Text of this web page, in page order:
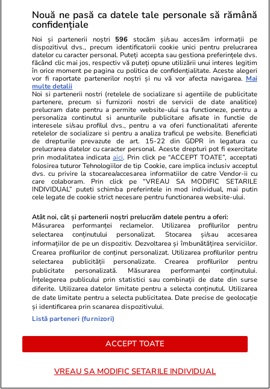
la viață într-un mod idealizat,
iar asta menține sentimentul
neîmplinirii”
22 iul.
Lumea după 2015
De la muncitorul eroic la
votantul antipatic: două fețe ale
clasei populare
Nouă ne pasă ca datele tale personale să rămână
confidențiale
Noi și partenerii noștri 596 stocăm și/sau accesăm informații pe
dispozitivul dvs., precum identificatorii cookie unici pentru prelucrarea
datelor cu caracter personal. Puteți accepta sau gestiona preferințele dvs.
făcând clic mai jos, respectiv vă puteți opune utilizării unui interes legitim
în orice moment pe pagina cu politica de confidențialitate. Aceste alegeri
vor fi raportate partenerilor noștri și nu vă vor afecta navigarea. Mai
multe detalii
Noi si partenerii nostri (retelele de socializare si agentiile de publicitate
partenere, precum si furnizorii nostri de servicii de date analitice)
prelucram date pentru a permite website-ului sa functioneze, pentru a
personaliza continutul si anunturile publicitare afisate in functie de
interesele si/sau profilul dvs., pentru a va oferi functionalitati aferente
retelelor de socializare si pentru a analiza traficul pe website. Beneficiati
de drepturile prevazute de art. 15-22 din GDPR in legatura cu
prelucrarea datelor cu caracter personal. Aceste drepturi pot fi exercitate
prin modalitatea indicataaici. Prin click pe “ACCEPT TOATE”, acceptati
folosirea tuturor Tehnologiilor de tip Cookie, care implica inclusiv acceptul
dvs. cu privire la stocarea/accesarea informatiilor de catre Vendor-ii cu
care colaboram. Prin click pe “VREAU SA MODIFIC SETARILE
INDIVIDUAL” puteti schimba preferintele in mod individual, mai putin
cele legate de cookie strict necesare pentru functionarea website-ului.
Atât noi, cât și partenerii noștri prelucrăm datele pentru a oferi:
Măsurarea performanței reclamelor. Utilizarea profilurilor pentru
selectarea conținutului personalizat. Stocarea și/sau accesarea
informațiilor de pe un dispozitiv. Dezvoltarea și îmbunătățirea serviciilor.
Crearea profilurilor de conținut personalizat. Utilizarea profilurilor pentru
selectarea publicității personalizate. Crearea profilurilor pentru
publicitate personalizată. Măsurarea performanței conținutului.
Înțelegerea publicului prin statistici sau combinații de date din surse
diferite. Utilizarea datelor limitate pentru a selecta conținutul. Utilizarea
de date limitate pentru a selecta publicitatea. Date precise de geolocație
și identificarea prin scanarea dispozitivului.
Listă parteneri (furnizori)
ACCEPT TOATE
VREAU SA MODIFIC SETARILE INDIVIDUAL